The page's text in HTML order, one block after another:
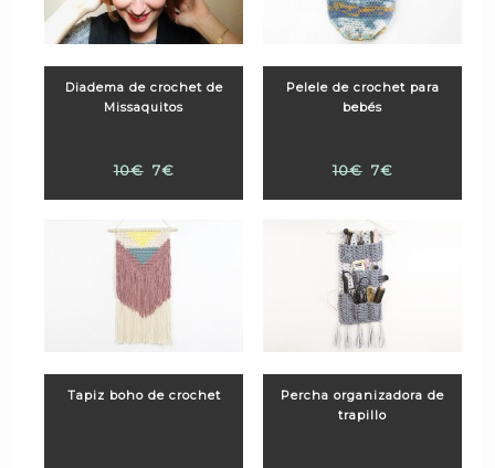
Diadema de crochet de
Missaquitos
10€ 7€
Pelele de crochet para
bebés
10€ 7€
Tapiz boho de crochet
Percha organizadora de
trapillo